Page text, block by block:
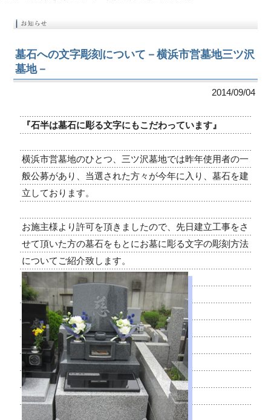
墓石への文字彫刻について－横浜市営墓地三ツ沢
墓地－
2014/09/04
『石半は墓石に彫る文字にもこだわっています』
横浜市営墓地のひとつ、三ツ沢墓地では昨年使用者の一
般公募があり、当選された方々が今年に入り、墓石を建
立しております。
お施主様より許可を頂きましたので、先日建立工事をさ
せて頂いた方の墓石をもとにお墓に彫る文字の彫刻方法
についてご紹介致します。